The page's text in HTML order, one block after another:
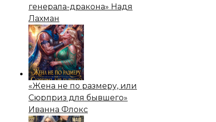
генерала-дракона» Надя
Лахман
«Жена не по размеру, или
Сюрприз для бывшего»
Иванна Флокс